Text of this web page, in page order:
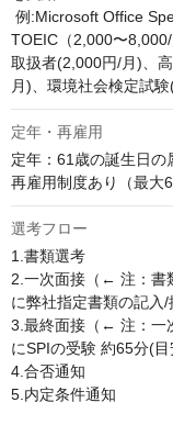
TOEIC（2,000〜
取扱者(2,000円/月)、
月)、環境社会検定試験
定年・再雇用
定年：61歳の誕生日の
再雇用制度あり（最大
選考フロー
1.書類選考
2.一次面接（← 注：書
に弊社指定書類の記入/
3.最終面接（← 注：一
にSPIの受験 約65分(目
4.合否通知
5.内定条件通知